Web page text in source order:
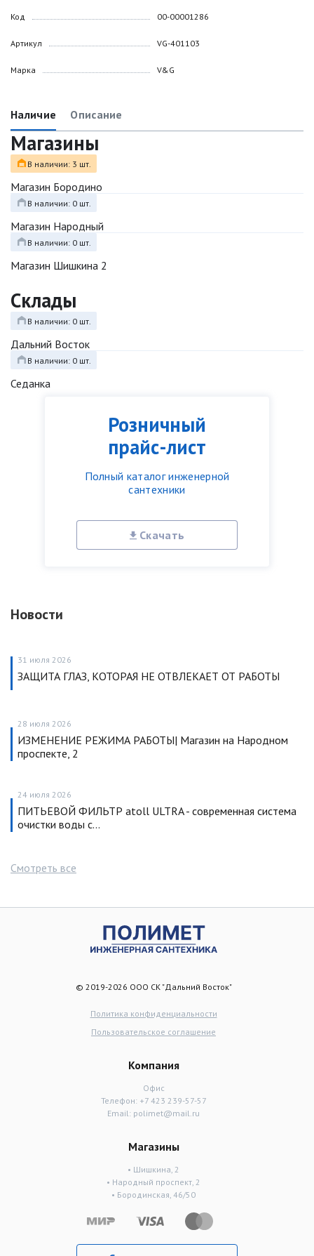
Розничный
прайс-лист
Полный каталог инженерной
сантехники
Скачать
Новости
31 июля 2026
ЗАЩИТА ГЛАЗ, КОТОРАЯ НЕ ОТВЛЕКАЕТ ОТ РАБОТЫ
28 июля 2026
ИЗМЕНЕНИЕ РЕЖИМА РАБОТЫ| Магазин на Народном
проспекте, 2
24 июля 2026
ПИТЬЕВОЙ ФИЛЬТР atoll ULTRA - современная система
очистки воды с…
Смотреть все
Код
Артикул
Марка
00-00001286
VG-401103
V&G
Наличие Описание
Магазины
В наличии: 3 шт.
Магазин Бородино
В наличии: 0 шт.
Магазин Народный
В наличии: 0 шт.
Магазин Шишкина 2
Склады
В наличии: 0 шт.
Дальний Восток
В наличии: 0 шт.
Седанка
© 2019-2026 ООО СК "Дальний Восток"
Политика конфиденциальности
Пользовательское соглашение
Компания
Офис
Телефон: +7 423 239-57-57
Email: polimet@mail.ru
Магазины
• Шишкина, 2
• Народный проспект, 2
• Бородинская, 46/50